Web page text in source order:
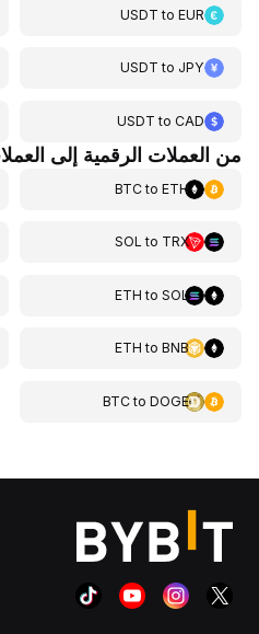
USDT toEUR
USDT toJPY
USDT toCAD
من العملات الرقمية إلى
BTCtoETH
SOL to TRX
ETH toSOL
ETH toBNB
BTCtoDOGE